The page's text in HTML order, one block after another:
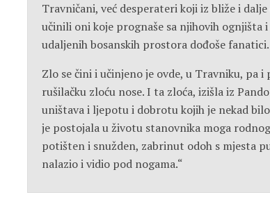
Travničani, već desperateri koji iz bliže i
učinili oni koje prognaše sa njihovih ognjišta
udaljenih bosanskih prostora dođoše
Zlo se čini i učinjeno je ovde, u Travniku, pa
rušilačku zloću nose. I ta zloća, izišla iz
uništava i ljepotu i dobrotu kojih je nekad
je postojala u životu stanovnika moga
potišten i snužden, zabrinut odoh s mjesta
nalazio i vidio pod nogama.“